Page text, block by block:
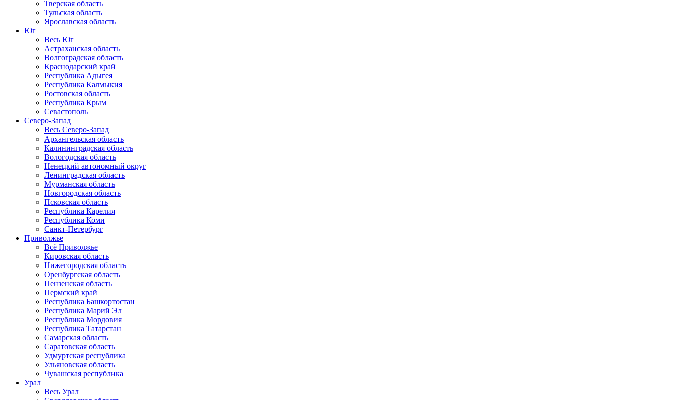
Тверская область
Тульская область
Ярославская область
Юг
Весь Юг
Астраханская область
Волгоградская область
Краснодарский край
Республика Адыгея
Республика Калмыкия
Ростовская область
Республика Крым
Севастополь
Северо-Запад
Весь Северо-Запад
Архангельская область
Калининградская область
Вологодская область
Ненецкий автономный округ
Ленинградская область
Мурманская область
Новгородская область
Псковская область
Республика Карелия
Республика Коми
Санкт-Петербург
Приволжье
Всё Приволжье
Кировская область
Нижегородская область
Оренбургская область
Пензенская область
Пермский край
Республика Башкортостан
Республика Марий Эл
Республика Мордовия
Республика Татарстан
Самарская область
Саратовская область
Удмуртская республика
Ульяновская область
Чувашская республика
Урал
Весь Урал